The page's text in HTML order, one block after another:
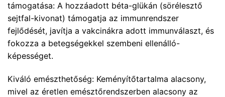
támogatása: A hozzáadott béta-glükán (sörélesztő
sejtfal-kivonat) támogatja az immunrendszer
fejlődését, javítja a vakcinákra adott immunválaszt, és
fokozza a betegségekkel szembeni ellenálló-
képességet.
Kiváló emészthetőség: Keményítőtartalma alacsony,
mivel az éretlen emésztőrendszerben alacsony az